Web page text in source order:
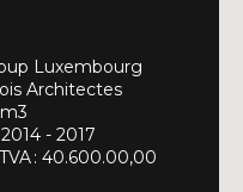
Luxembourg
Architectes
- 2017
: 40.600.00,00